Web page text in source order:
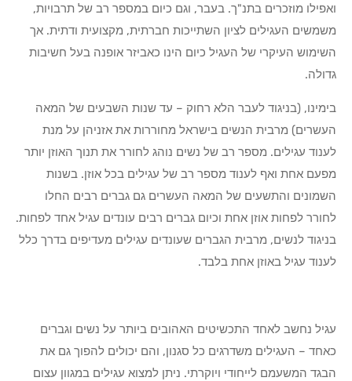
ואפילו מוזכרים בתנ"ך. בעבר, וגם כיום במספר רב של תרבויות,
משמשים העגילים לציון השתייכות חברתית, מקצועית ודתית. אך
השימוש העיקרי של העגיל כיום הינו כאביזר אופנה בעל חשיבות
גדולה.
בימינו, (בניגוד לעבר הלא רחוק – עד שנות השבעים של המאה
העשרים) מרבית הנשים בישראל מחוררות את אזניהן על מנת
לענוד עגילים. מספר רב של נשים נוהג לחורר את תנוך האוזן יותר
מפעם אחת ואף לענוד מספר רב של עגילים בכל אוזן. בשנות
השמונים והתשעים של המאה העשרים גם גברים רבים החלו
לחורר לפחות אוזן אחת וכיום גברים רבים עונדים עגיל אחד לפחות.
בניגוד לנשים, מרבית הגברים שעונדים עגילים מעדיפים בדרך כלל
לענוד עגיל באוזן אחת בלבד.
עגיל נחשב לאחד התכשיטים האהובים ביותר על נשים וגברים
כאחד – העגילים משדרגים כל סגנון, והם יכולים להפוך גם את
הבגד המשעמם לייחודי ויוקרתי. ניתן למצוא עגילים במגוון עצום